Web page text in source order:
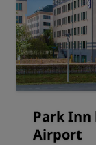
Park Inn
Airport